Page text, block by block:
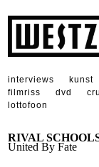
interviews kunst
filmriss
dvd
lottofoon
RIVAL
United By Fate